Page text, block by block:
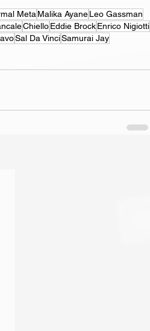
MetaMalika AyaneLeo Gassman
ChielloEddie BrockEnrico Nigiotti
Sal Da VinciSamurai Jay